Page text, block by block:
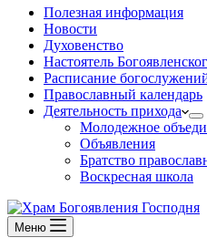
Полезная информация
Новости
Духовенство
Настоятель
Расписание
Православный календарь
Деятельность прихода
Молодежное
Объявления
Братство
Воскресная школа
Меню